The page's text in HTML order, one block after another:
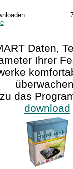
Daten,
Ihrer
das
download